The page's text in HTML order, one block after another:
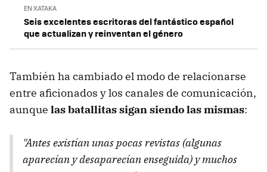
EN XATAKA
Seis excelentes escritoras del fantástico español
que actualizan y reinventan el género
También ha cambiado el modo de relacionarse
entre aficionados y los canales de comunicación,
aunque las batallitas sigan siendo las mismas:
"Antes existían unas pocas revistas (algunas
aparecían y desaparecían enseguida) y muchos